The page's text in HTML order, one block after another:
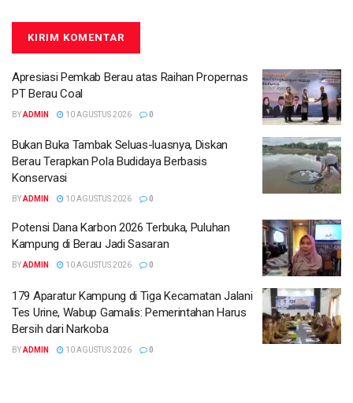
Apresiasi Pemkab Berau atas Raihan Propernas
PT Berau Coal
BYADMIN 10 AGUSTUS 2026 0
Bukan Buka Tambak Seluas-luasnya, Diskan
Berau Terapkan Pola Budidaya Berbasis
Konservasi
BYADMIN 10 AGUSTUS 2026 0
Potensi Dana Karbon 2026 Terbuka, Puluhan
Kampung di Berau Jadi Sasaran
BYADMIN 10 AGUSTUS 2026 0
179 Aparatur Kampung di Tiga Kecamatan Jalani
Tes Urine, Wabup Gamalis: Pemerintahan Harus
Bersih dari Narkoba
BYADMIN 10 AGUSTUS 2026 0